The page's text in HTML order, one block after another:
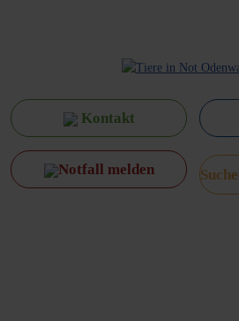
Kontakt
Notfall melden